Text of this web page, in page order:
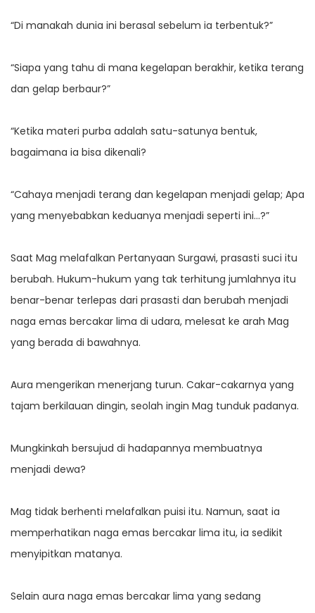
“Di manakah dunia ini berasal sebelum ia terbentuk?”
“Siapa yang tahu di mana kegelapan berakhir, ketika terang
dan gelap berbaur?”
“Ketika materi purba adalah satu-satunya bentuk,
bagaimana ia bisa dikenali?
“Cahaya menjadi terang dan kegelapan menjadi gelap; Apa
yang menyebabkan keduanya menjadi seperti ini…?”
Saat Mag melafalkan Pertanyaan Surgawi, prasasti suci itu
berubah. Hukum-hukum yang tak terhitung jumlahnya itu
benar-benar terlepas dari prasasti dan berubah menjadi
naga emas bercakar lima di udara, melesat ke arah Mag
yang berada di bawahnya.
Aura mengerikan menerjang turun. Cakar-cakarnya yang
tajam berkilauan dingin, seolah ingin Mag tunduk padanya.
Mungkinkah bersujud di hadapannya membuatnya
menjadi dewa?
Mag tidak berhenti melafalkan puisi itu. Namun, saat ia
memperhatikan naga emas bercakar lima itu, ia sedikit
menyipitkan matanya.
Selain aura naga emas bercakar lima yang sedang